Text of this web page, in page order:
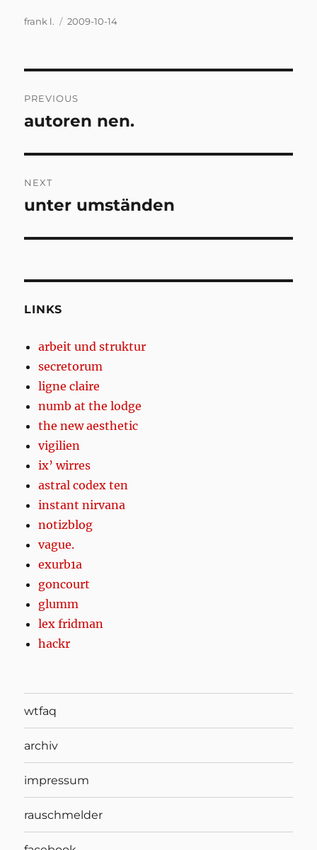
Author
frank l.
Posted
2009-10-14
navigation
PREVIOUS
Previous
autoren nen.
NEXT
Next
unter umständen
LINKS
arbeit und struktur
secretorum
ligne claire
numb at the lodge
the new aesthetic
vigilien
ix’ wirres
astral codex ten
instant nirvana
notizblog
vague.
exurb1a
goncourt
glumm
lex fridman
hackr
wtfaq
archiv
impressum
rauschmelder